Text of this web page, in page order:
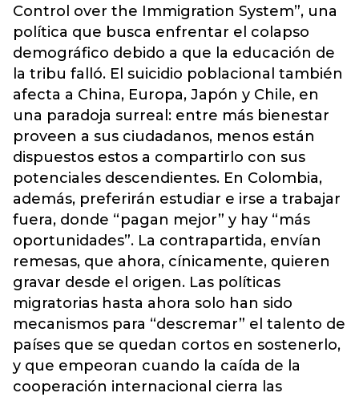
Control over the Immigration System”, una
política que busca enfrentar el colapso
demográfico debido a que la educación de
la tribu falló. El suicidio poblacional también
afecta a China, Europa, Japón y Chile, en
una paradoja surreal: entre más bienestar
proveen a sus ciudadanos, menos están
dispuestos estos a compartirlo con sus
potenciales descendientes. En Colombia,
además, preferirán estudiar e irse a trabajar
fuera, donde “pagan mejor” y hay “más
oportunidades”. La contrapartida, envían
remesas, que ahora, cínicamente, quieren
gravar desde el origen. Las políticas
migratorias hasta ahora solo han sido
mecanismos para “descremar” el talento de
países que se quedan cortos en sostenerlo,
y que empeoran cuando la caída de la
cooperación internacional cierra las